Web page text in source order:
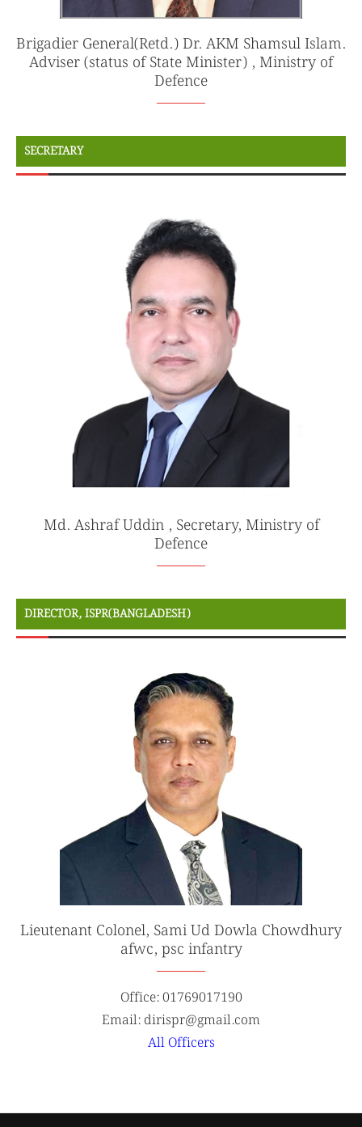
Brigadier General(Retd.) Dr. AKM Shamsul Islam.
Adviser (status of State Minister) , Ministry of
Defence
SECRETARY
Md. Ashraf Uddin , Secretary, Ministry of
Defence
DIRECTOR, ISPR(BANGLADESH)
Lieutenant Colonel, Sami Ud Dowla Chowdhury
afwc, psc infantry
Office: 01769017190
Email: dirispr@gmail.com
All Officers